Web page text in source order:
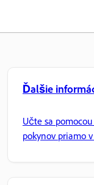
Ďalšie
Učte sa
pokynov priamo